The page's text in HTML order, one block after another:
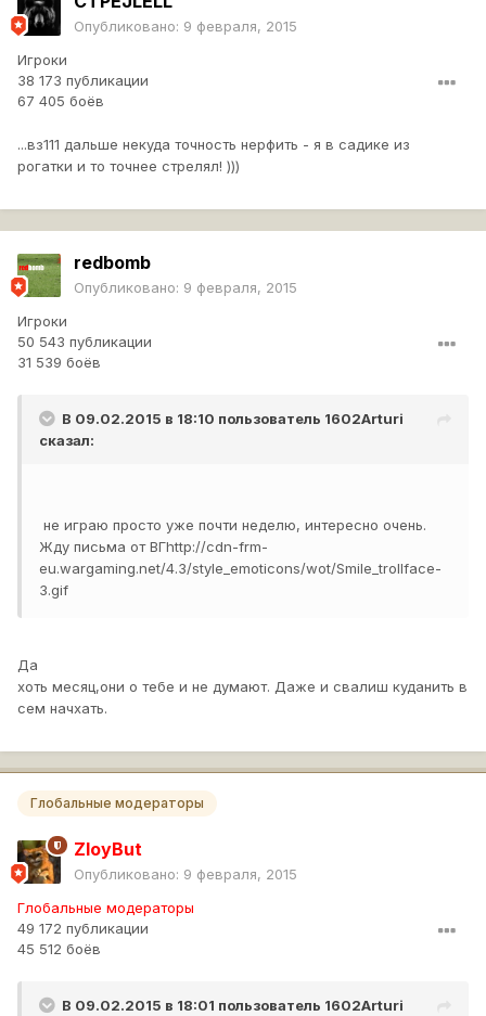
Опубликовано: 9 февраля, 2015
Игроки
38 173 публикации
67 405 боёв
...вз111 дальше некуда точность нерфить - я в садике из
рогатки и то точнее стрелял! )))
redbomb
Опубликовано: 9 февраля, 2015
Игроки
50 543 публикации
31 539 боёв
В 09.02.2015 в 18:10 пользователь 1602Arturi
сказал:
​ не играю просто уже почти неделю, интересно очень.
Жду письма от ВГhttp://cdn-frm-
eu.wargaming.net/4.3/style_emoticons/wot/Smile_trollface-
3.gif
Да
хоть месяц,они о тебе и не думают. Даже и свалиш куданить в
сем начхать.
Глобальные модераторы
ZloyBut
Опубликовано: 9 февраля, 2015
Глобальные модераторы
49 172 публикации
45 512 боёв
В 09.02.2015 в 18:01 пользователь 1602Arturi